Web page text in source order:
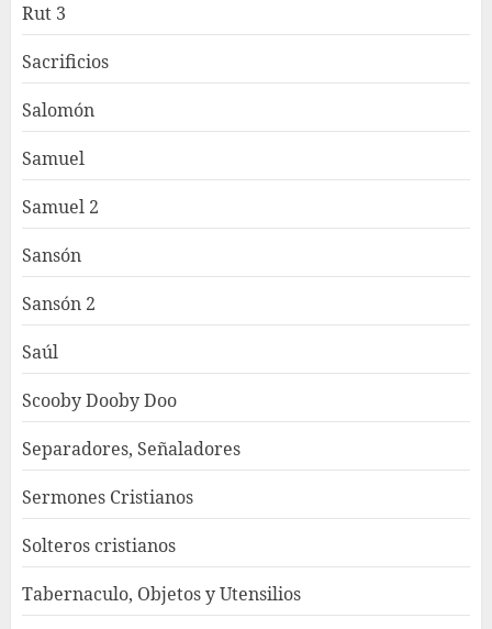
Rut 3
Sacrificios
Salomón
Samuel
Samuel 2
Sansón
Sansón 2
Saúl
Scooby Dooby Doo
Separadores, Señaladores
Sermones Cristianos
Solteros cristianos
Tabernaculo, Objetos y Utensilios